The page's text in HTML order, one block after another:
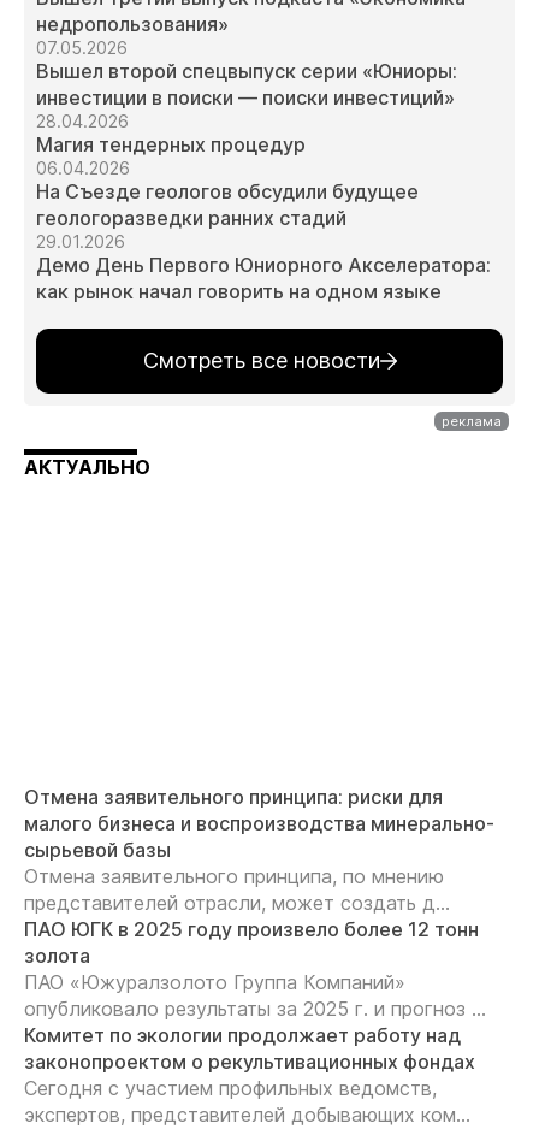
недропользования»
07.05.2026
Вышел второй спецвыпуск серии «Юниоры:
инвестиции в поиски — поиски инвестиций»
28.04.2026
Магия тендерных процедур
06.04.2026
На Съезде геологов обсудили будущее
геологоразведки ранних стадий
29.01.2026
Демо День Первого Юниорного Акселератора:
как рынок начал говорить на одном языке
Смотреть все новости
АКТУАЛЬНО
Отмена заявительного принципа: риски для
малого бизнеса и воспроизводства минерально-
сырьевой базы
Отмена заявительного принципа, по мнению
представителей отрасли, может создать д...
ПАО ЮГК в 2025 году произвело более 12 тонн
золота
ПАО «Южуралзолото Группа Компаний»
опубликовало результаты за 2025 г. и прогноз ...
Комитет по экологии продолжает работу над
законопроектом о рекультивационных фондах
Сегодня с участием профильных ведомств,
экспертов, представителей добывающих ком...